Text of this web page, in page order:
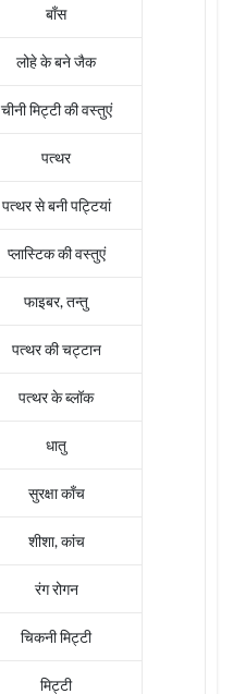
बाँस
लोहे के बने जैक
चीनी मिट्टी की वस्तुएं
पत्थर
पत्थर से बनी पट्टियां
प्लास्टिक की वस्तुएं
फाइबर, तन्तु
पत्थर की चट्टान
पत्थर के ब्लॉक
धातु
सुरक्षा काँच
शीशा, कांच
रंग रोगन
चिकनी मिट्टी
मिट्टी